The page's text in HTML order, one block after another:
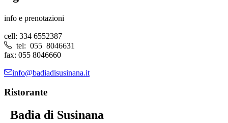
info e prenotazioni
cell: 334 6552387
tel: 055 8046631
fax: 055 8046660
info@badiadisusinana.it
Ristorante
Badia di Susinana